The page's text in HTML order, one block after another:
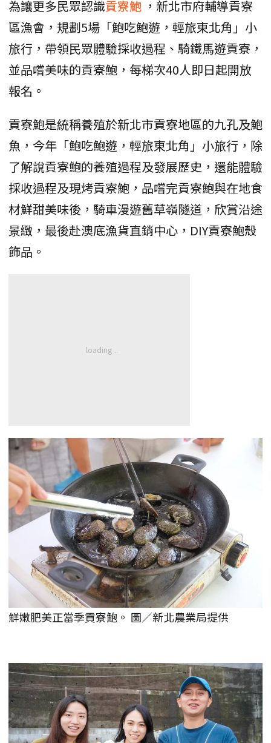
為讓更多民眾認識貢寮鮑 ，新北市府輔導貢寮
區漁會，規劃5場「鮑吃鮑遊，輕旅東北角」小
旅行，帶領民眾體驗採收過程、騎鐵馬遊貢寮，
並品嚐美味的貢寮鮑，每梯次40人即日起開放
報名。
貢寮鮑是統稱養殖於新北市貢寮地區的九孔及鮑
魚，今年「鮑吃鮑遊，輕旅東北角」小旅行，除
了解說貢寮鮑的養殖過程及發展歷史，還能體驗
採收過程及現烤貢寮鮑，品嚐完貢寮鮑與在地食
材鮮甜美味後，騎車漫遊舊草嶺隧道，欣賞沿途
景緻，最後赴澳底漁貨直銷中心，DIY貢寮鮑殼
飾品。
鮮嫩肥美正當季貢寮鮑。 圖／新北農業局提供